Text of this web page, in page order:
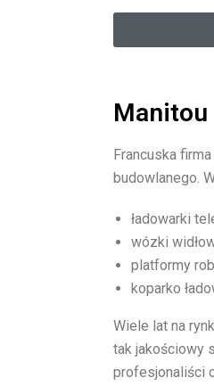
Manitou
Francuska
budowlanego.
ładowarki
wózki
platformy
koparko
Wiele lat na
tak jakościowy
profesjonaliści